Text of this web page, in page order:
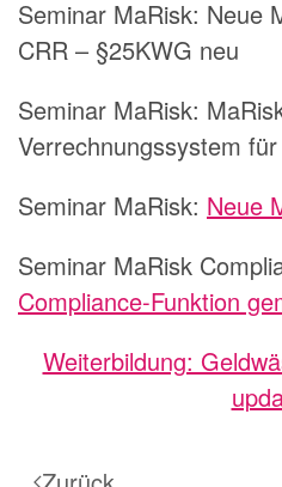
Seminar MaRisk: Neue
CRR – §25KWG neu
Seminar MaRisk:
Verrechnungssystem
Seminar MaRisk: Neue
Seminar MaRisk
Compliance-Funktion
Weiterbildung: